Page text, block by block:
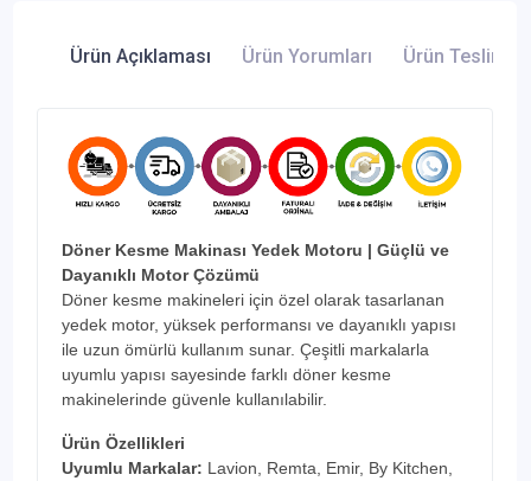
Ürün Açıklaması Ürün Yorumları Ürün
Döner Kesme Makinası Yedek Motoru | Güçlü ve
Dayanıklı Motor Çözümü
Döner kesme makineleri için özel olarak tasarlanan
yedek motor, yüksek performansı ve dayanıklı yapısı
ile uzun ömürlü kullanım sunar. Çeşitli markalarla
uyumlu yapısı sayesinde farklı döner kesme
makinelerinde güvenle kullanılabilir.
Ürün Özellikleri
Uyumlu Markalar: Lavion, Remta, Emir, By Kitchen,